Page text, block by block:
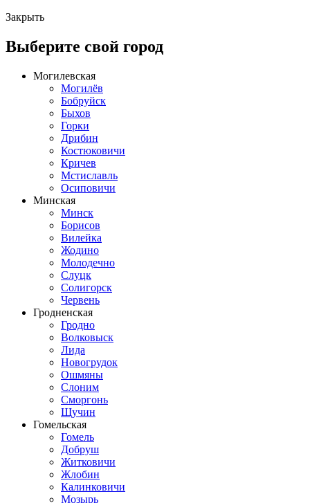
Закрыть
Выберите свой город
Могилевская
Могилёв
Бобруйск
Быхов
Горки
Дрибин
Костюковичи
Кричев
Мстиславль
Осиповичи
Минская
Минск
Борисов
Вилейка
Жодино
Молодечно
Слуцк
Солигорск
Червень
Гродненская
Гродно
Волковыск
Лида
Новогрудок
Ошмяны
Слоним
Сморгонь
Щучин
Гомельская
Гомель
Добруш
Житковичи
Жлобин
Калинковичи
Мозырь